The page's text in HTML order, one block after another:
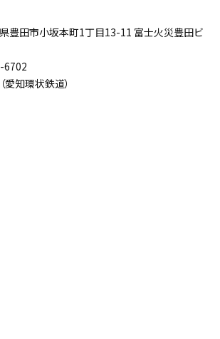
豊田市小坂本町1丁目13-11 富士火災豊田ビ
6702
愛知環状鉄道）